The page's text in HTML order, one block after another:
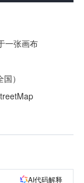
一张画布
）
AI代码解释